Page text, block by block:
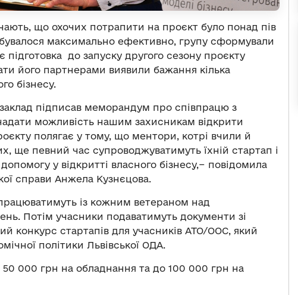
що охочих потрапити на проєкт було понад пів
максимально ефективно, групу сформували
підготовка до запуску другого сезону проєкту
його партнерами виявили бажання кілька
бізнесу.
підписав меморандум про співпрацю з
можливість нашим захисникам відкрити
полягає у тому, що ментори, котрі вчили й
ще певний час супроводжуватимуть їхній стартап і
у відкритті власного бізнесу,− повідомила
справи Анжела Кузнєцова.
із кожним ветераном над
Потім учасники подаватимуть документи зі
конкурс стартапів для учасників ATO/ООС, який
політики Львівської ОДА.
000 грн на обладнання та до 100 000 грн на